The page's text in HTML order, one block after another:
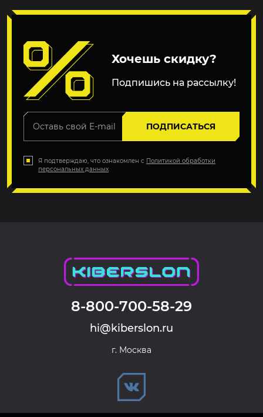
Хочешь скидку?
Подпишись на рассылку!
ПОДПИСАТЬСЯ
Я подтверждаю, что ознакомлен с Политикой обработки
персональных данных
8-800-700-58-29
hi@kiberslon.ru
г. Москва